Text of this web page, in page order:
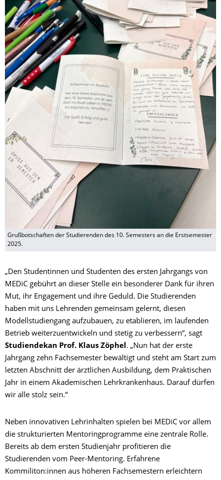
Grußbotschaften der Studierenden des 10. Semesters an die Erstsemester
2025.
„Den Studentinnen und Studenten des ersten Jahrgangs von
MEDiC gebührt an dieser Stelle ein besonderer Dank für ihren
Mut, ihr Engagement und ihre Geduld. Die Studierenden
haben mit uns Lehrenden gemeinsam gelernt, diesen
Modellstudiengang aufzubauen, zu etablieren, im laufenden
Betrieb weiterzuentwickeln und stetig zu verbessern“, sagt
Studiendekan Prof. Klaus Zöphel. „Nun hat der erste
Jahrgang zehn Fachsemester bewältigt und steht am Start zum
letzten Abschnitt der ärztlichen Ausbildung, dem Praktischen
Jahr in einem Akademischen Lehrkrankenhaus. Darauf dürfen
wir alle stolz sein.“
Neben innovativen Lehrinhalten spielen bei MEDiC vor allem
die strukturierten Mentoringprogramme eine zentrale Rolle.
Bereits ab dem ersten Studienjahr profitieren die
Studierenden vom Peer-Mentoring. Erfahrene
Kommiliton:innen aus höheren Fachsemestern erleichtern